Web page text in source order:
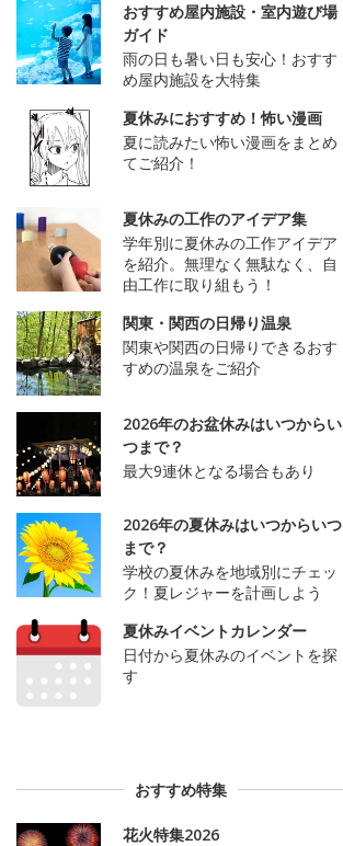
おすすめ屋内施設・室内遊び場
ガイド
雨の日も暑い日も安心！おすす
め屋内施設を大特集
夏休みにおすすめ！怖い漫画
夏に読みたい怖い漫画をまとめ
てご紹介！
夏休みの工作のアイデア集
学年別に夏休みの工作アイデア
を紹介。無理なく無駄なく、自
由工作に取り組もう！
関東・関西の日帰り温泉
関東や関西の日帰りできるおす
すめの温泉をご紹介
2026年のお盆休みはいつからい
つまで？
最大9連休となる場合もあり
2026年の夏休みはいつからいつ
まで？
学校の夏休みを地域別にチェッ
ク！夏レジャーを計画しよう
夏休みイベントカレンダー
日付から夏休みのイベントを探
す
おすすめ特集
花火特集2026